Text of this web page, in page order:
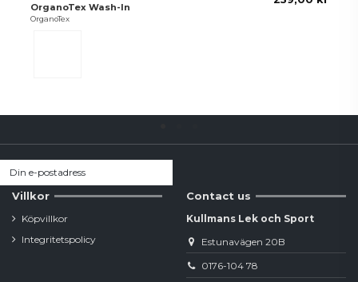
OrganoTex Wash-In
OrganoTex
Villkor
Köpvillkor
Integritetspolicy
Contact us
Kullmans Lek och Sport
Estunavägen 20B
0176-104 78